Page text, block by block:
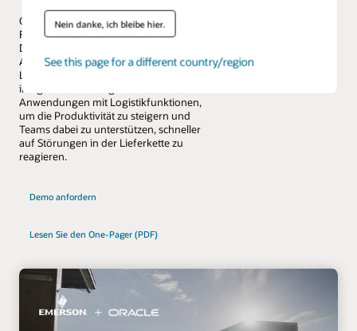
Nein danke, ich bleibe hier.
See this page for a different country/region
Oracle Fusion Cloud Logistics verwaltet
Frachttransport, globalen Handel und
Distribution, um die perfekte
Auftragserfüllung zu verbessern und
Logistikkosten zu senken. Sie kombiniert
integrierte KI und agentenbasierte
Anwendungen mit Logistikfunktionen,
um die Produktivität zu steigern und
Teams dabei zu unterstützen, schneller
auf Störungen in der Lieferkette zu
reagieren.
Demo anfordern
Lesen Sie den One-Pager (PDF)